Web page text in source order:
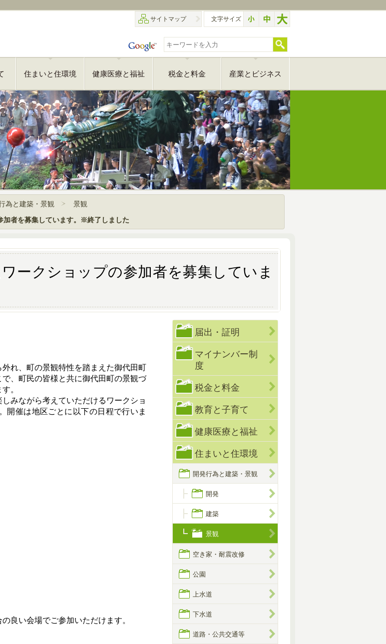
サイトマップ 文字サイズ
住まいと住環境 健康医療と福祉 税金と料金 産業とビジネス
為と建築・景観
景観
加者を募集しています。※終了しました
ークショップの参加者を募集していま
れ、町の景観特性を踏まえた御代田町
、町民の皆様と共に御代田町の景観づ
。
みながら考えていただけるワークショ
開催は地区ごとに以下の日程で行いま
良い会場でご参加いただけます。
届出・証明
マイナンバー制
度
税金と料金
教育と子育て
健康医療と福祉
住まいと住環境
開発行為と建築・景観
開発
建築
景観
空き家・耐震改修
公園
上水道
下水道
道路・公共交通等